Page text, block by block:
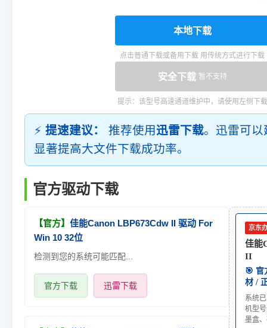
本地下载
点击普通下载或备用下载 用传统方式进行下载
安全下载 暂不支持
提示：该型号高速通道维护中，请使用左侧下载
⚡ 提速建议： 推荐使用迅雷下载。迅雷可
显著提高大文件下载成功率。
官方驱动下载
【官方】 佳能Canon LBP673Cdw II 驱动 For
Win 10 32位
检测到您的系统可能匹配...
官方下载 迅雷下载
京东
佳能
II
🎯 官
材 /
系统
机型
墨盒